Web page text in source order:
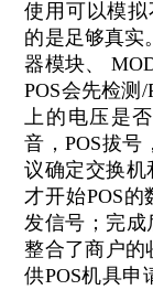
使用可以模拟
的是足够真实
器模块、
POS会先检测
上的电压是
音，POS拔
议确定交换机
才开始POS
发信号；完成
整合了商户的
供POS机具